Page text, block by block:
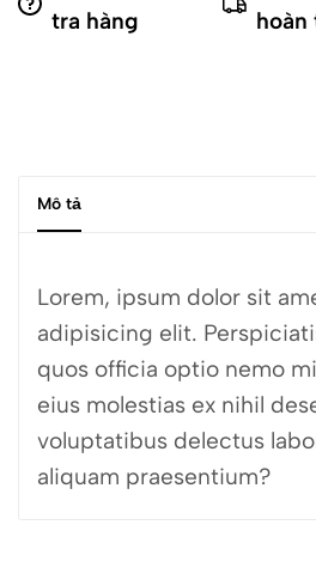
tra hàng
hoàn
Mô tả
Lorem, ipsum dolor sit
adipisicing elit.
quos officia optio nemo
eius molestias ex nihil
voluptatibus delectus
aliquam praesentium?